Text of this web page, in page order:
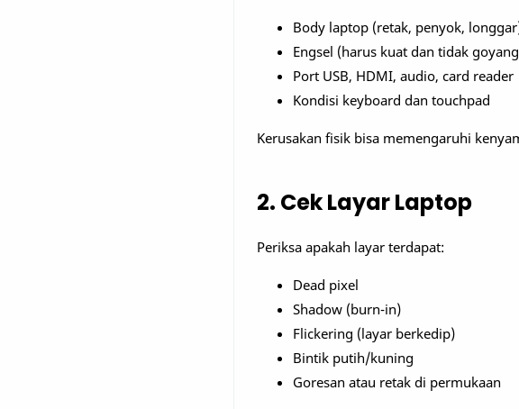
Body laptop (retak, penyok,
Engsel (harus kuat dan tidak
Port USB, HDMI, audio, card reader
Kondisi keyboard dan touchpad
Kerusakan fisik bisa memengaruhi
2. Cek Layar Laptop
Periksa apakah layar terdapat:
Dead pixel
Shadow (burn-in)
Flickering (layar berkedip)
Bintik putih/kuning
Goresan atau retak di permukaan